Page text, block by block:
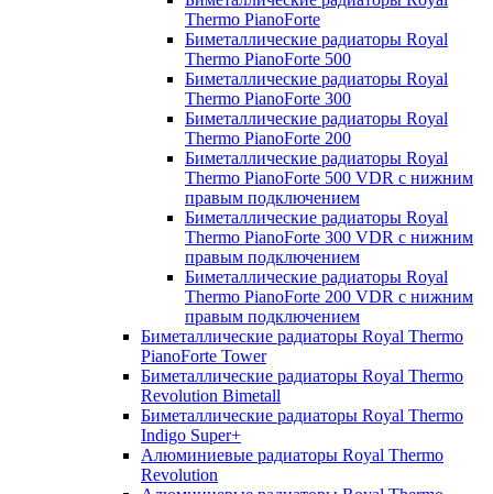
Thermo PianoForte
Биметаллические радиаторы Royal
Thermo PianoForte 500
Биметаллические радиаторы Royal
Thermo PianoForte 300
Биметаллические радиаторы Royal
Thermo PianoForte 200
Биметаллические радиаторы Royal
Thermo PianoForte 500 VDR с нижним
правым подключением
Биметаллические радиаторы Royal
Thermo PianoForte 300 VDR с нижним
правым подключением
Биметаллические радиаторы Royal
Thermo PianoForte 200 VDR с нижним
правым подключением
Биметаллические радиаторы Royal Thermo
PianoForte Tower
Биметаллические радиаторы Royal Thermo
Revolution Bimetall
Биметаллические радиаторы Royal Thermo
Indigo Super+
Алюминиевые радиаторы Royal Thermo
Revolution